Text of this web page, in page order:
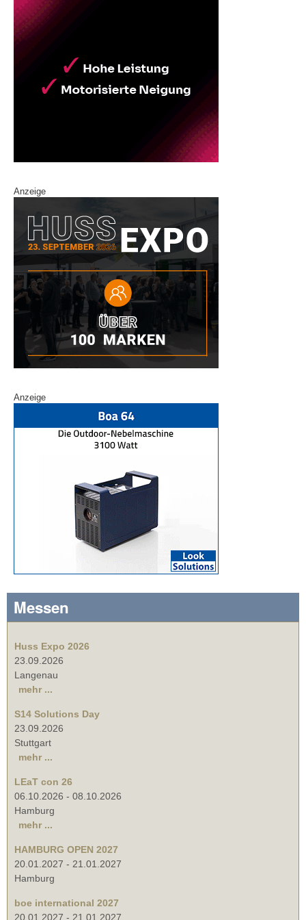
Anzeige
Anzeige
Messen
Huss Expo 2026
23.09.2026
Langenau
mehr ...
S14 Solutions Day
23.09.2026
Stuttgart
mehr ...
LEaT con 26
06.10.2026 - 08.10.2026
Hamburg
mehr ...
HAMBURG OPEN 2027
20.01.2027 - 21.01.2027
Hamburg
boe international 2027
20.01.2027 - 21.01.2027